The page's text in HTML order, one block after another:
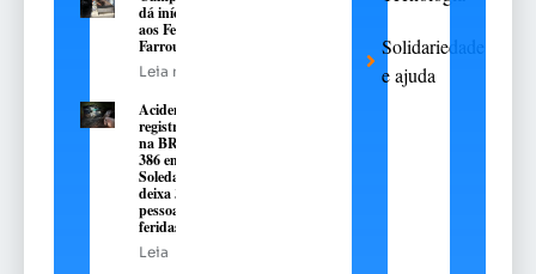
dá início
aos Festejos
Farroupilha
Leia mais
Acidente
registrado
na BR-
386 em
Soledade
deixa 3
pessoas
feridas
Leia
Solidariedade
e ajuda